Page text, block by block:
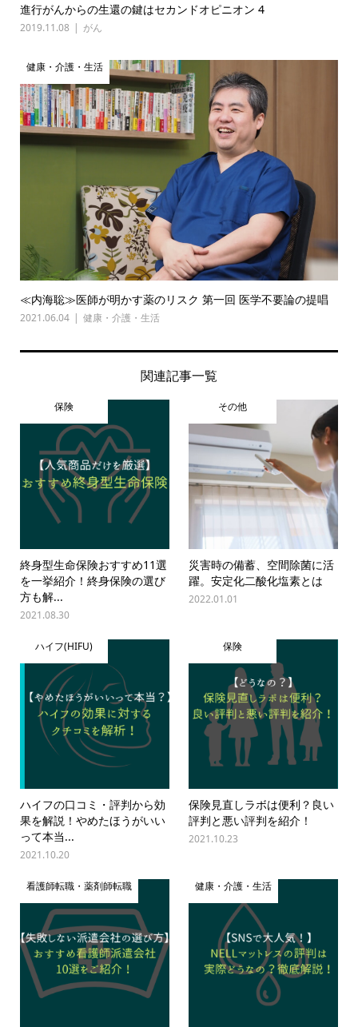
進行がんからの生還の鍵はセカンドオピニオン 4
2019.11.08 がん
健康・介護・生活
≪内海聡≫医師が明かす薬のリスク 第一回 医学不要論の提唱
2021.06.04 健康・介護・生活
関連記事一覧
保険
終身型生命保険おすすめ11選
を一挙紹介！終身保険の選び
方も解...
2021.08.30
その他
災害時の備蓄、空間除菌に活
躍。安定化二酸化塩素とは
2022.01.01
ハイフ(HIFU)
ハイフの口コミ・評判から効
果を解説！やめたほうがいい
って本当...
2021.10.20
保険
保険見直しラボは便利？良い
評判と悪い評判を紹介！
2021.10.23
看護師転職・薬剤師転職 健康・介護・生活